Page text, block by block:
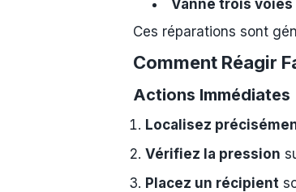
Vanne trois voies
Ces réparations sont
Comment Réagir
Actions Immédiates
Localisez
Vérifiez la pression
Placez un récipient